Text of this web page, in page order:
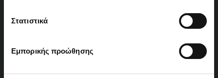
Cookies.
Στατιστικά
Εμπορικής προώθησης